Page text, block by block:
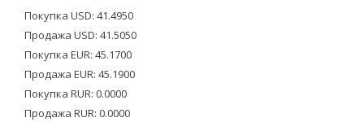
t
e
r
b
o
o
k
u
b
e
Покупка USD: 41.4950
Продажа USD: 41.5050
Покупка EUR: 45.1700
Продажа EUR: 45.1900
Покупка RUR: 0.0000
Продажа RUR: 0.0000